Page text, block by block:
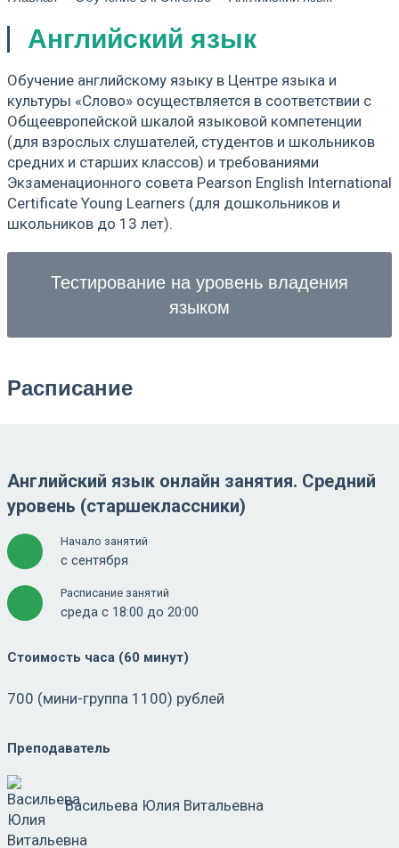
Английский язык
Обучение английскому языку в Центре языка и
культуры «Слово» осуществляется в соответствии с
Общеевропейской шкалой языковой компетенции
(для взрослых слушателей, студентов и школьников
средних и старших классов) и требованиями
Экзаменационного совета Pearson English International
Certificate Young Learners (для дошкольников и
школьников до 13 лет).
Тестирование на уровень владения
языком
Расписание
Английский язык онлайн занятия. Средний
уровень (старшеклассники)
Начало занятий
с сентября
Расписание занятий
среда с 18:00 до 20:00
Стоимость часа (60 минут)
700 (мини-группа 1100) рублей
Преподаватель
Васильева Юлия Витальевна